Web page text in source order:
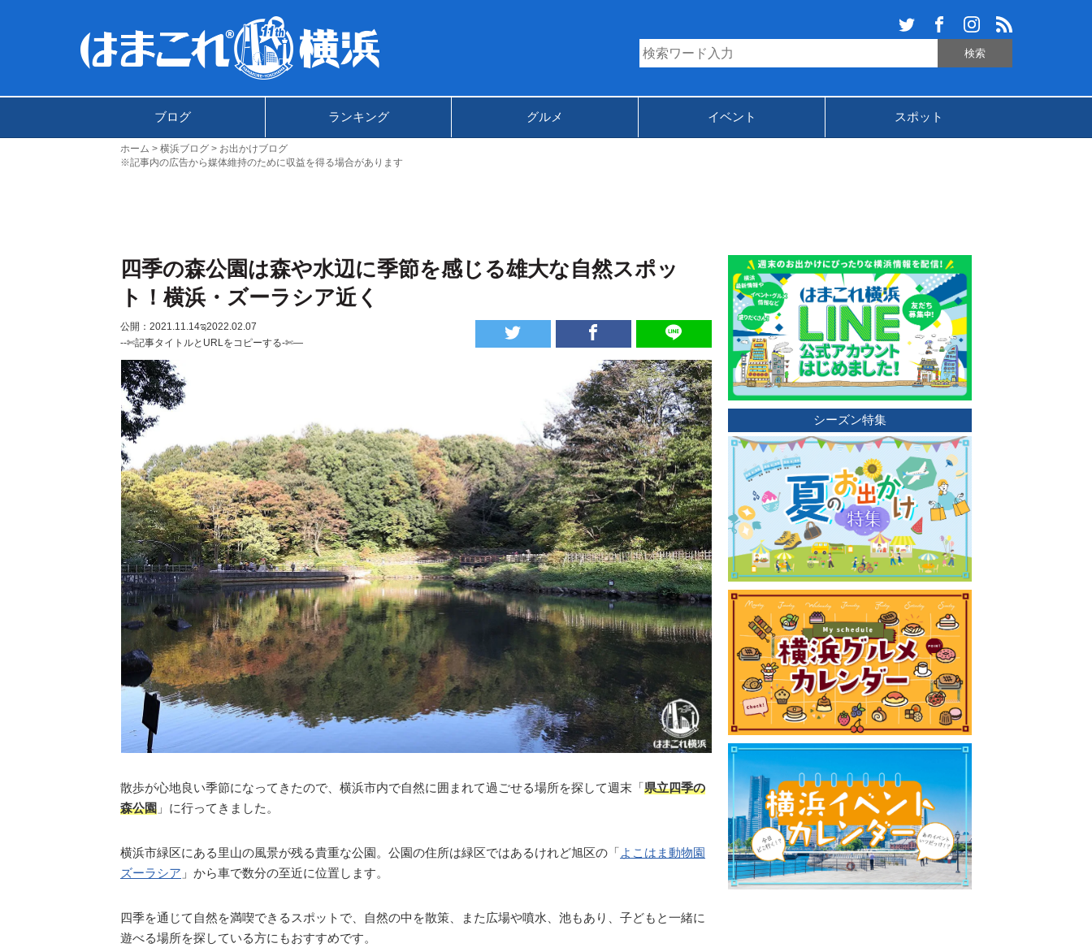
ブログ ランキング グルメ イベント スポット
ホーム 横浜ブログ
お出かけブログ
※記事内の広告から媒体維持のために収益を得る場合があります
四季の森公園は森や水辺に季節を感じる雄大な自然スポッ
ト！横浜・ズーラシア近く
公開：2021.11.14ಇ2022.02.07
--✄記事タイトルとURLをコピーする-✄—
散歩が心地良い季節になってきたので、横浜市内で自然に囲まれて過ごせる場所を探して週末「県立四季の
森公園 」に行ってきました。
横浜市緑区にある里山の風景が残る貴重な公園。公園の住所は緑区ではあるけれど旭区の「よこはま動物園
ズーラシア 」から車で数分の至近に位置します。
四季を通じて自然を満喫できるスポットで、自然の中を散策、また広場や噴水、池もあり、子どもと一緒に
遊べる場所を探している方にもおすすめです。
シーズン特集